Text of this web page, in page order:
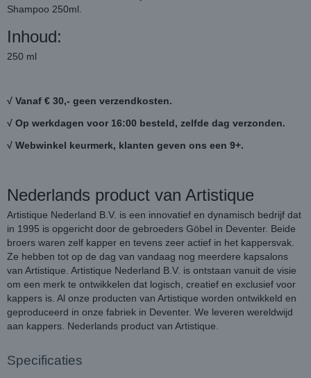
Shampoo 250ml.
Inhoud:
250 ml
√ Vanaf € 30,- geen verzendkosten.
√ Op werkdagen voor 16:00 besteld, zelfde dag verzonden.
√ Webwinkel keurmerk, klanten geven ons een 9+.
Nederlands product van Artistique
Artistique Nederland B.V. is een innovatief en dynamisch bedrijf dat
in 1995 is opgericht door de gebroeders Göbel in Deventer. Beide
broers waren zelf kapper en tevens zeer actief in het kappersvak.
Ze hebben tot op de dag van vandaag nog meerdere kapsalons
van Artistique. Artistique Nederland B.V. is ontstaan vanuit de visie
om een merk te ontwikkelen dat logisch, creatief en exclusief voor
kappers is. Al onze producten van Artistique worden ontwikkeld en
geproduceerd in onze fabriek in Deventer. We leveren wereldwijd
aan kappers. Nederlands product van Artistique.
Specificaties